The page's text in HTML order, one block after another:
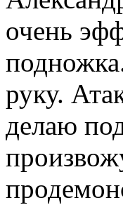
очень
руку.
делаю